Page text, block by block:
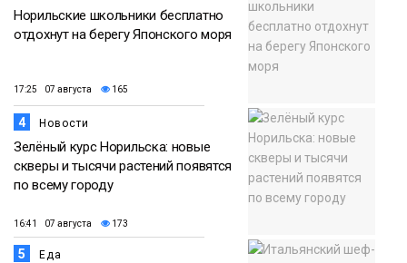
Норильские школьники бесплатно
отдохнут на берегу Японского моря
17:25 07 августа 165
4 Новости
Зелёный курс Норильска: новые
скверы и тысячи растений появятся
по всему городу
16:41 07 августа 173
5 Еда